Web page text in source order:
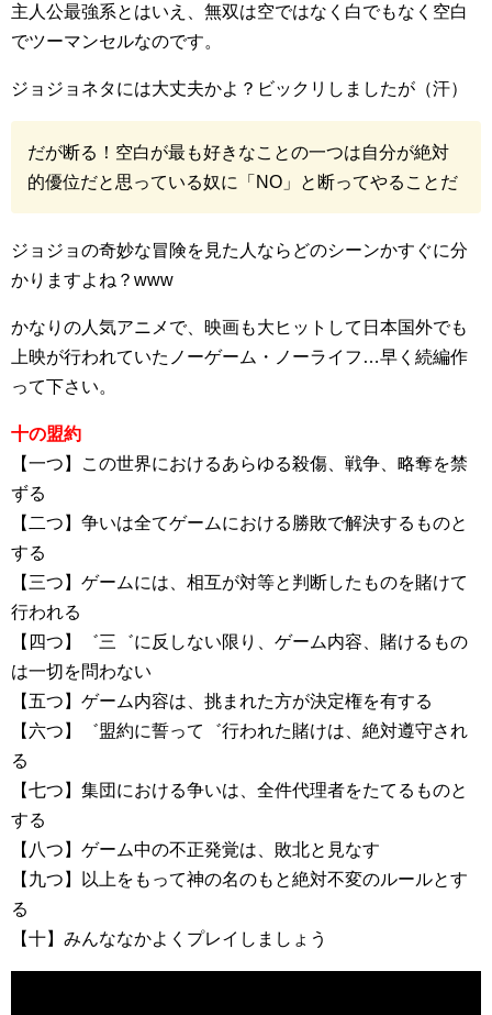
主人公最強系とはいえ、無双は空ではなく白でもなく空白
でツーマンセルなのです。
ジョジョネタには大丈夫かよ？ビックリしましたが（汗）
だが断る！空白が最も好きなことの一つは自分が絶対
的優位だと思っている奴に「NO」と断ってやることだ
ジョジョの奇妙な冒険を見た人ならどのシーンかすぐに分
かりますよね？www
かなりの人気アニメで、映画も大ヒットして日本国外でも
上映が行われていたノーゲーム・ノーライフ…早く続編作
って下さい。
十の盟約
【一つ】この世界におけるあらゆる殺傷、戦争、略奪を禁
ずる
【二つ】争いは全てゲームにおける勝敗で解決するものと
する
【三つ】ゲームには、相互が対等と判断したものを賭けて
行われる
【四つ】゛三゛に反しない限り、ゲーム内容、賭けるもの
は一切を問わない
【五つ】ゲーム内容は、挑まれた方が決定権を有する
【六つ】゛盟約に誓って゛行われた賭けは、絶対遵守され
る
【七つ】集団における争いは、全件代理者をたてるものと
する
【八つ】ゲーム中の不正発覚は、敗北と見なす
【九つ】以上をもって神の名のもと絶対不変のルールとす
る
【十】みんななかよくプレイしましょう